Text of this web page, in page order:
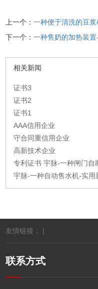
上一个：一种便于清洗的豆浆
下一个：一种售奶的加热装
相关新闻
证书3
证书2
证书1
AAA信用企业
守合同重信用企业
高新技术企业
专利证书 宇脉-一种闸门自
宇脉-一种自动售水机-实用
友情链接： |
联系方式